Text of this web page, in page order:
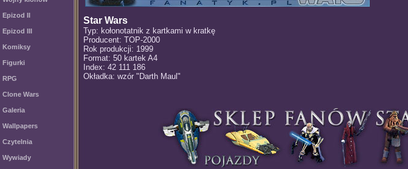
Epizod II
Epizod III
Komiksy
Figurki
RPG
Clone Wars
Galeria
Wallpapers
Czytelnia
Wywiady
Star Wars
Typ: kołonotatnik z kartkami w kratkę
Producent: TOP-2000
Rok produkcji: 1999
Format: 50 kartek A4
Index: 42 111 186
Okładka: wzór "Darth Maul"